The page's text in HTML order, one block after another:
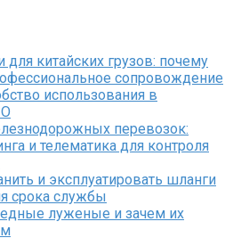
для китайских грузов: почему
сопровождение
использования в
перевозок:
и телематика для контроля
и эксплуатировать шланги
срока службы
луженые и зачем их